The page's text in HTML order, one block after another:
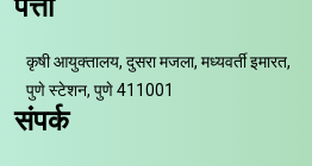
कृषी आयुक्तालय, दुसरा मजला, मध्यवर्ती इमारत,
पुणे स्टेशन, पुणे 411001
संपर्क